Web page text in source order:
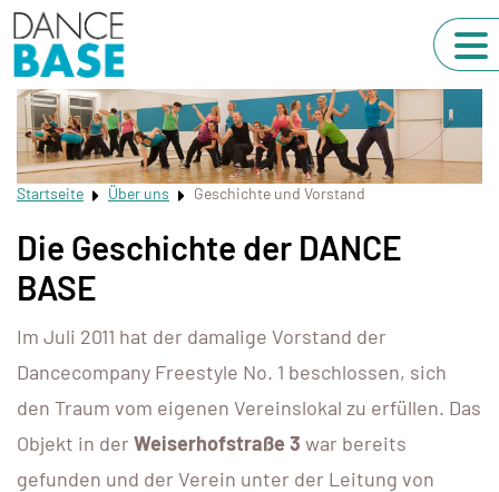
Startseite Über uns Geschichte und Vorstand
Die Geschichte der DANCE
BASE
Im Juli 2011 hat der damalige Vorstand der
Dancecompany Freestyle No. 1 beschlossen, sich
den Traum vom eigenen Vereinslokal zu erfüllen. Das
Objekt in der Weiserhofstraße 3 war bereits
gefunden und der Verein unter der Leitung von